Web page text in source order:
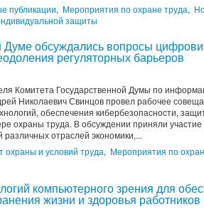
публикации, Мероприятия по охране труда,
защиты
Думе обсуждались вопросы
регуляторных барьеров
Комитета Государственной Думы по
Николаевич Свинцов провел рабочее
обеспечения кибербезопасности,
охраны труда. В обсуждении приняли
отраслей экономики,...
охраны и условий труда, Мероприятия по
компьютерного зрения для
жизни и здоровья работников